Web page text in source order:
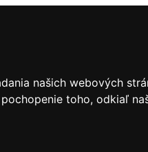
našich webových
toho, odkiaľ